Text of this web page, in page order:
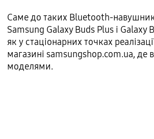
Саме до таких Bluetooth-
Samsung Galaxy Buds Plus і
як у стаціонарних точках
магазині samsungshop.com.ua, де
моделями.